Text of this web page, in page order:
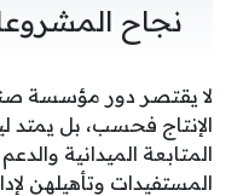
نجاح
لا يقتصر دور مؤسسة
الإنتاج فحسب، بل
المتابعة الميدانية
المستفيدات وتأهيلهن